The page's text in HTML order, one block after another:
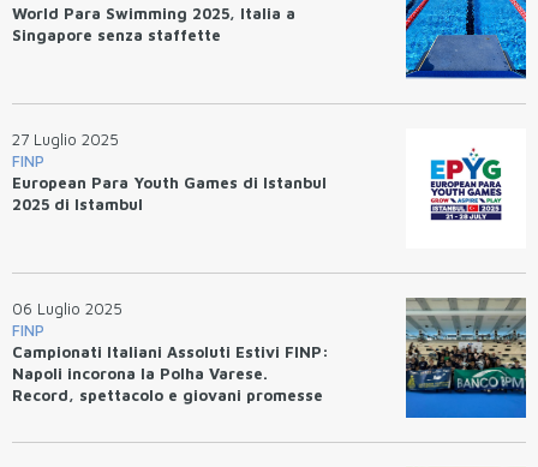
World Para Swimming 2025, Italia a
Singapore senza staffette
27 Luglio 2025
FINP
European Para Youth Games di Istanbul
2025 di Istambul
06 Luglio 2025
FINP
Campionati Italiani Assoluti Estivi FINP:
Napoli incorona la Polha Varese.
Record, spettacolo e giovani promesse